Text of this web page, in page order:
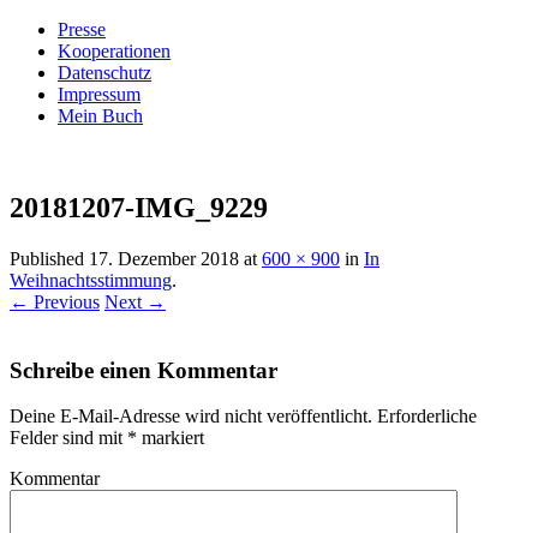
Presse
Kooperationen
Datenschutz
Impressum
Mein Buch
Villa König
20181207-IMG_9229
Published 17. Dezember 2018 at 600 × 900 in In
Weihnachtsstimmung.
← Previous Next →
Schreibe einen Kommentar
Deine E-Mail-Adresse wird nicht veröffentlicht. Erforderliche
Felder sind mit * markiert
Kommentar